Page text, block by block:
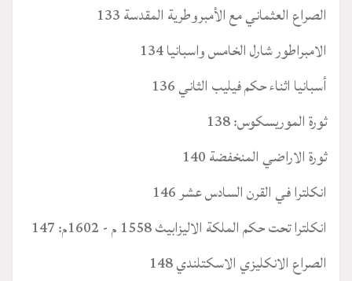
الصراع العثماني مع الأمبروطرية المقدسة 133
الامبراطور شارل الخامس واسبانيا 134
أسبانيا اثناء حكم فيليب الثاني 136
ثورة الموريسكوس: 138
ثورة الاراضي المنخفضة 140
انكلترا في القرن السادس عشر 146
انكلترا تحت حكم الملكة الاليزابيث 1558 م - 1602م: 147
الصراع الانكليزي الاسكتلندي 148